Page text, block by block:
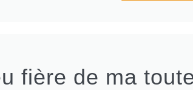
fière de ma